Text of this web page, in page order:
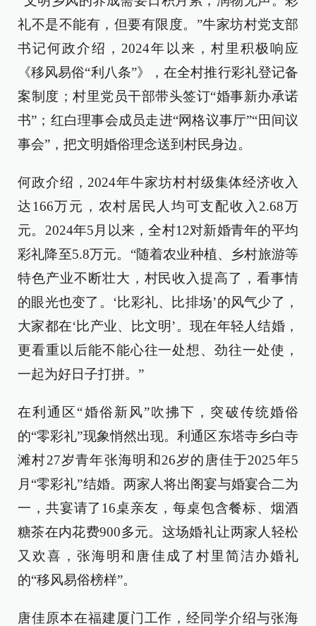
礼不是不能有，但要有限度。”牛家坊村党支部
书记何政介绍，2024年以来，村里积极响应
《移风易俗“利八条”》，在全村推行彩礼登记备
案制度；村里党员干部带头签订“婚事新办承诺
书”；红白理事会成员走进“网格议事厅”“田间议
事会”，把文明婚俗理念送到村民身边。
何政介绍，2024年牛家坊村村级集体经济收入
达166万元，农村居民人均可支配收入2.68万
元。2024年5月以来，全村12对新婚青年的平均
彩礼降至5.8万元。“随着农业种植、乡村旅游等
特色产业不断壮大，村民收入提高了，看事情
的眼光也变了。‘比彩礼、比排场’的风气少了，
大家都在‘比产业、比文明’。现在年轻人结婚，
更看重以后能不能心往一处想、劲往一处使，
一起为好日子打拼。”
在利通区“婚俗新风”吹拂下，突破传统婚俗
的“零彩礼”现象悄然出现。利通区东塔寺乡白寺
滩村27岁青年张海明和26岁的唐佳于2025年5
月“零彩礼”结婚。两家人将出阁宴与婚宴合二为
一，共宴请了16桌亲友，每桌包含餐标、烟酒
糖茶在内花费900多元。这场婚礼让两家人轻松
又欢喜，张海明和唐佳成了村里简洁办婚礼
的“移风易俗榜样”。
唐佳原本在福建厦门工作，经同学介绍与张海